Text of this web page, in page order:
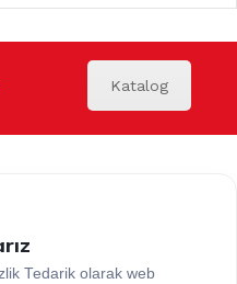
Katalog
Tedarik olarak web